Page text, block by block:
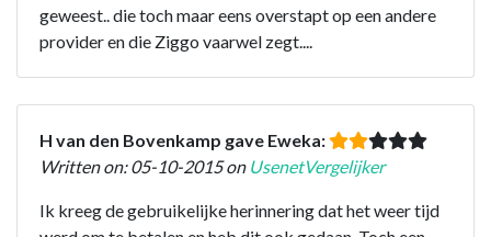
geweest.. die toch maar eens overstapt op een andere
provider en die Ziggo vaarwel zegt....
H van den Bovenkamp gave Eweka:
Written on: 05-10-2015 on UsenetVergelijker
Ik kreeg de gebruikelijke herinnering dat het weer tijd